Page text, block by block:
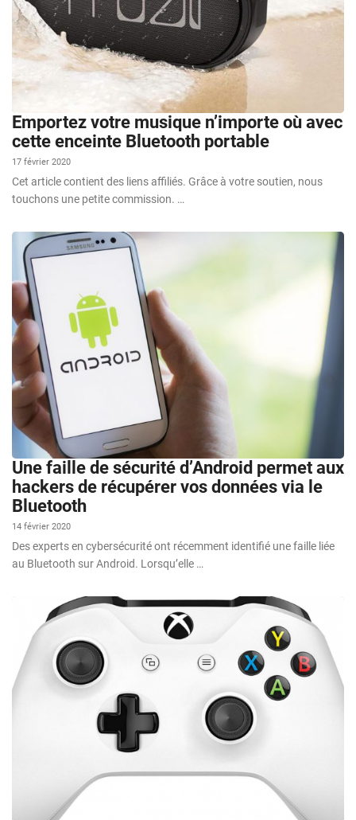
Emportez votre musique n’importe où avec
cette enceinte Bluetooth portable
17 février 2020
Cet article contient des liens affiliés. Grâce à votre soutien, nous
touchons une petite commission. …
Une faille de sécurité d’Android permet aux
hackers de récupérer vos données via le
Bluetooth
14 février 2020
Des experts en cybersécurité ont récemment identifié une faille liée
au Bluetooth sur Android. Lorsqu’elle …